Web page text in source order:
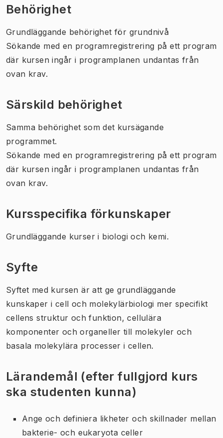
Behörighet
Grundläggande behörighet för grundnivå
Sökande med en programregistrering på ett program
där kursen ingår i programplanen undantas från
ovan krav.
Särskild behörighet
Samma behörighet som det kursägande
programmet.
Sökande med en programregistrering på ett program
där kursen ingår i programplanen undantas från
ovan krav.
Kursspecifika förkunskaper
Grundläggande kurser i biologi och kemi.
Syfte
Syftet med kursen är att ge grundläggande
kunskaper i cell och molekylärbiologi mer specifikt
cellens struktur och funktion, cellulära
komponenter och organeller till molekyler och
basala molekylära processer i cellen.
Lärandemål (efter fullgjord kurs
ska studenten kunna)
Ange och definiera likheter och skillnader mellan
bakterie- och eukaryota celler